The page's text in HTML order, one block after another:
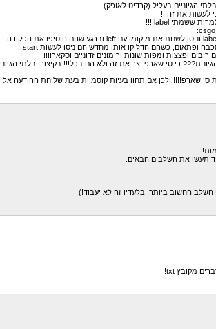
הגיוניים בעליל (קרדיט לאופק).
לעשות את זה!!!
הם ניסו בסך הכל להזיז תן ימינה , הם הגדירו label וניסו לשנות את מיקומו עם left וברגע שהם הוסיפו את הפקודה
הזדונית thread.sleep בום!!!!!!! כל המחשב התכבה ופתאום, כשהם הדליקו אותו מחדש הם ניסו לעשות start
ופצצות ומפות שונות ורימונים זדוניים וסקאר!!!!
כי סי שארפ יצר את זה ולא הם בכל!!! בקיצור, בלתי הגיוני
סי שארפ!!!! ולכן אם תחוו בעיות קוסמיות בעת שליחת ההודעה אל
תעשו את השלבים הבאים: